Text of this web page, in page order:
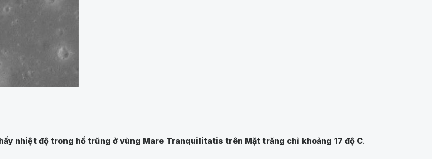
nhiệt độ trong hố trũng ở vùng Mare Tranquilitatis trên Mặt trăng chỉ khoảng 17 độ C.